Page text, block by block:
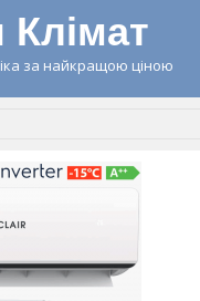
Клімат
за найкращою ціною